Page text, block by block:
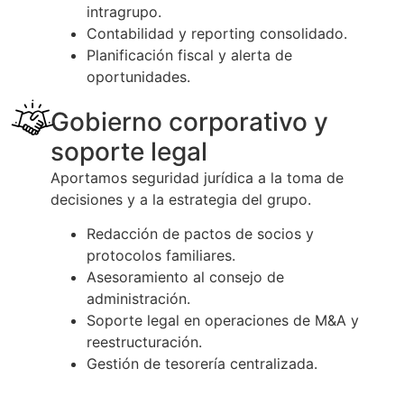
intragrupo.
Contabilidad y reporting consolidado.
Planificación fiscal y alerta de
oportunidades.
Gobierno corporativo y
soporte legal
Aportamos seguridad jurídica a la toma de
decisiones y a la estrategia del grupo.
Redacción de pactos de socios y
protocolos familiares.
Asesoramiento al consejo de
administración.
Soporte legal en operaciones de M&A y
reestructuración.
Gestión de tesorería centralizada.